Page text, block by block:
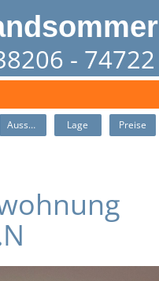
- 74722
Ausstattung Lage Preise